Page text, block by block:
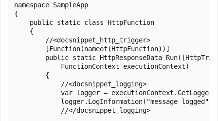
namespace SampleApp
{
    public static class HttpFunction
    {
        //<docsnippet_http_trigger>
        [Function(nameof(HttpFunction))]
public static HttpResponseData
            FunctionContext executionContext)
        {
            //<docsnippet_logging>
var logger =
            logger.LogInformation("message logged");
            //</docsnippet_logging>